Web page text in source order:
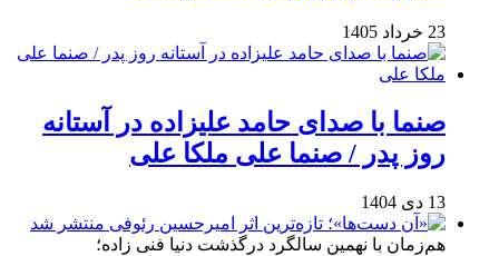
23 خرداد 1405
صنما با صدای حامد علیزاده در آستانه
روز پدر / صنما علی ملکا علی
13 دی 1404
هم‌زمان با نهمین سالگرد درگذشت دنیا فنی زاده؛